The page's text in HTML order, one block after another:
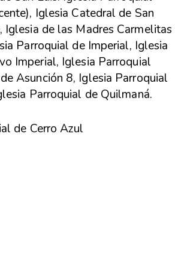
Iglesia Catedral de San
Iglesia de las Madres Carmelitas
Parroquial de Imperial, Iglesia
Imperial, Iglesia Parroquial
Asunción 8, Iglesia Parroquial
Parroquial de Quilmaná.
de Cerro Azul